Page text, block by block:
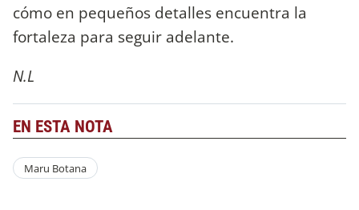
cómo en pequeños detalles encuentra la
fortaleza para seguir adelante.
N.L
EN ESTA NOTA
Maru Botana